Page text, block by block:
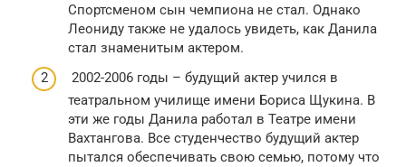
Спортсменом сын чемпиона не стал. Однако
Леониду также не удалось увидеть, как Данила
стал знаменитым актером.
2002-2006 годы – будущий актер учился в
театральном училище имени Бориса Щукина. В
эти же годы Данила работал в Театре имени
Вахтангова. Все студенчество будущий актер
пытался обеспечивать свою семью, потому что